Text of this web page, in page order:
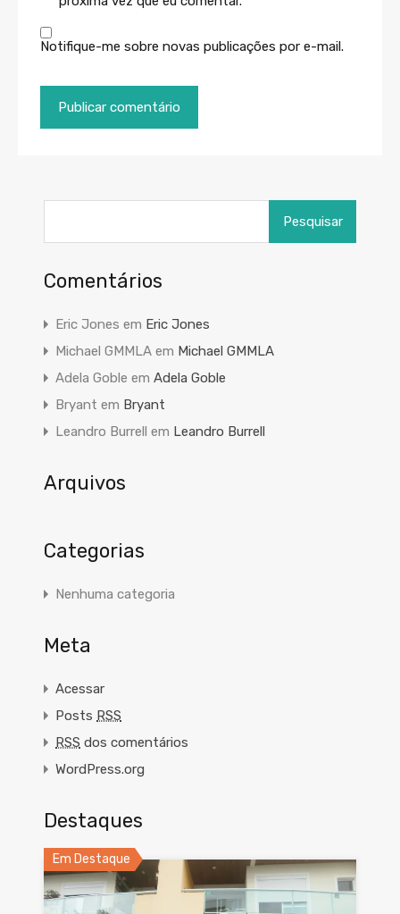
Notifique-me sobre novas publicações por e-mail.
por:
Comentários
Eric Jones em Eric Jones
Michael GMMLA em Michael GMMLA
Adela Goble em Adela Goble
Bryant em Bryant
Leandro Burrell em Leandro Burrell
Arquivos
Categorias
Nenhuma categoria
Meta
Acessar
Posts RSS
RSS dos comentários
WordPress.org
Destaques
Em Destaque